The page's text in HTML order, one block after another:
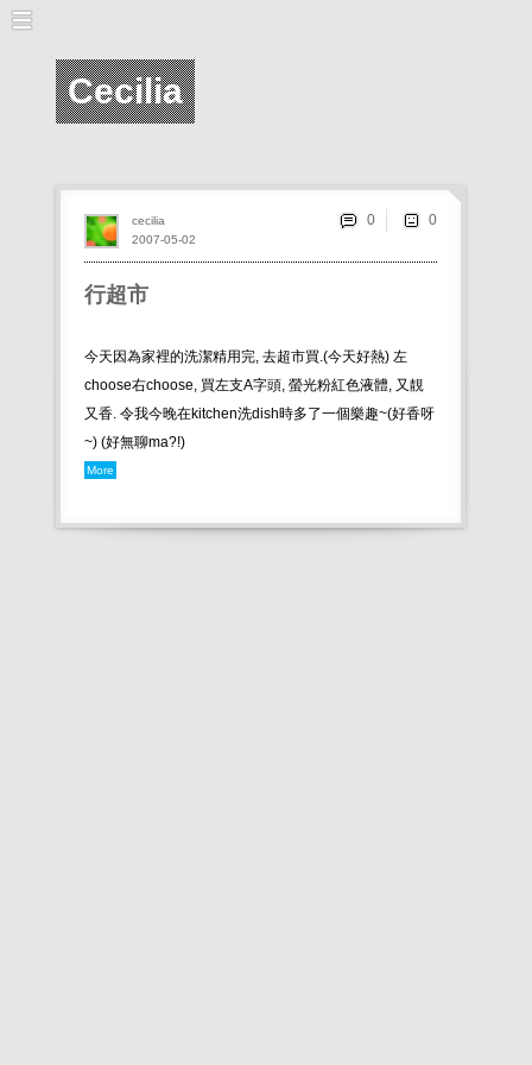
Cecilia
行超市
今天因為家裡的洗潔精用完, 去超市買.(今天好熱) 左
choose右choose, 買左支A字頭, 螢光粉紅色液體, 又靚
又香. 令我今晚在kitchen洗dish時多了一個樂趣~(好香呀
~) (好無聊ma?!)
More
2007-05-02
cecilia 0